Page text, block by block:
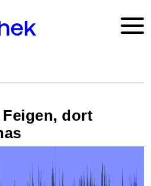
dort